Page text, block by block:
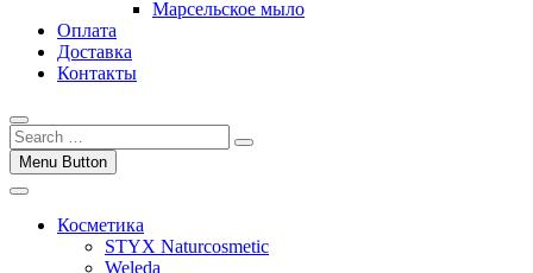
Марсельское мыло
Оплата
Доставка
Контакты
Menu Button
Косметика
STYX Naturcosmetic
Weleda